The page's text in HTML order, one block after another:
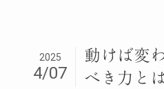
動けば変
べき力と
2025
4/07